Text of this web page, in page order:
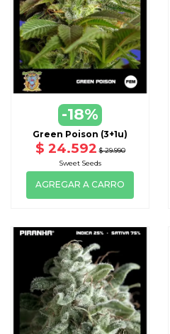
-18%
Green Poison (3+1u)
$ 24.592 $ 29.990
Sweet Seeds
AGREGAR A CARRO